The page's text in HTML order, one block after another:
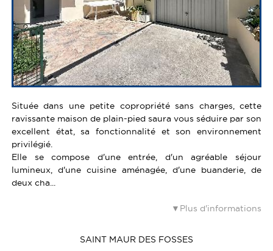
Située dans une petite copropriété sans charges, cette
ravissante maison de plain-pied saura vous séduire par son
excellent état, sa fonctionnalité et son environnement
privilégié.
Elle se compose d'une entrée, d'un agréable séjour
lumineux, d'une cuisine aménagée, d'une buanderie, de
deux cha...
Plus d'informations
SAINT MAUR DES FOSSES